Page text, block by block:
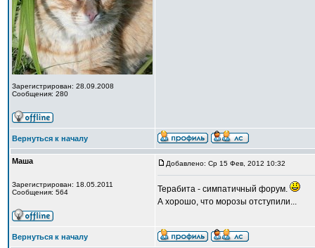
Зарегистрирован: 28.09.2008
Сообщения: 280
Вернуться к началу
Маша
Зарегистрирован: 18.05.2011
Сообщения: 564
Добавлено: Ср 15 Фев, 2012 10:32
Терабита - симпатичный форум.
А хорошо, что морозы отступили...
Вернуться к началу